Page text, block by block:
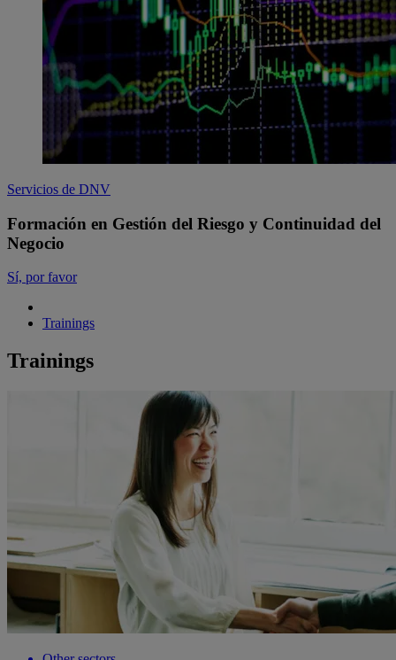
Servicios de DNV
Formación en Gestión del Riesgo y Continuidad del
Negocio
Sí, por favor
Trainings
Trainings